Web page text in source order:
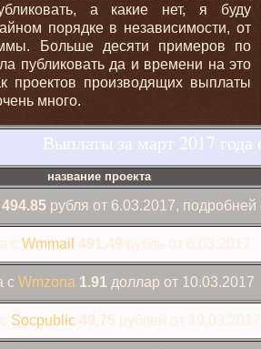
а какие нет, я буду
порядке в независимости, от
Больше десяти примеров по
публиковать да и времени на это
проектов производящих выплаты
много.
Выплаты за март 2017 года
название проекта
494.85 рубля от 6.03.2017,
с Wmmail 491.49 рубль от 6.03.2017
с Wmzona 1.91 доллар от 10.03.2017
Socpublic 49,75 рублей от 19.03.2017